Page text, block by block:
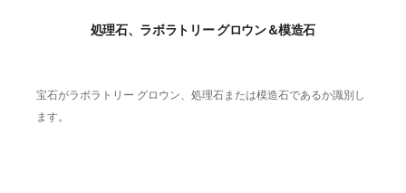
処理石、ラボラトリー グロウン＆模造石
宝石がラボラトリー グロウン、処理石または模造石であるか識別し
ます。